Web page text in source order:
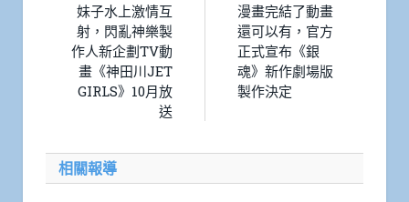
妹子水上激情互
射，閃亂神樂製
作人新企劃TV動
畫《神田川JET
GIRLS》10月放
送
漫畫完結了動畫
還可以有，官方
正式宣布《銀
魂》新作劇場版
製作決定
相關報導